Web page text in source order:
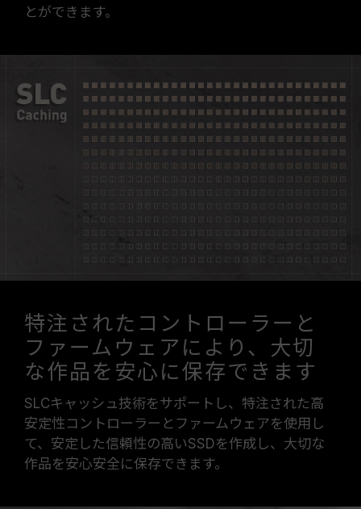
とができます。
特注されたコントローラーと
ファームウェアにより、大切
な作品を安心に保存できます
SLCキャッシュ技術をサポートし、特注された高
安定性コントローラーとファームウェアを使用し
て、安定した信頼性の高いSSDを作成し、大切な
作品を安心安全に保存できます。